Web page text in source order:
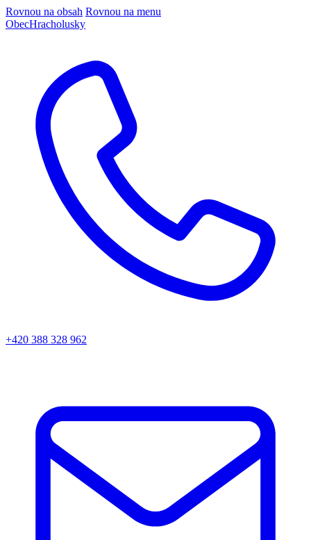
Rovnou na obsah Rovnou na menu
ObecHracholusky
+420 388 328 962